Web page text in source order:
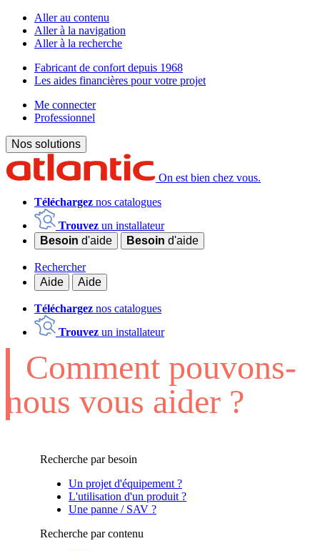
Aller au contenu
Aller à la navigation
Aller à la recherche
Fabricant de confort depuis 1968
Les aides financières pour votre projet
Me connecter
Professionnel
Nos solutions
On est bien chez vous.
Téléchargez nos catalogues
Trouvez un installateur
Besoin d'aide Besoin d'aide
Rechercher
Aide
Aide
Téléchargez nos catalogues
Trouvez un installateur
Comment pouvons-
nous vous aider ?
Recherche par besoin
Un projet d'équipement ?
L'utilisation d'un produit ?
Une panne / SAV ?
Recherche par contenu